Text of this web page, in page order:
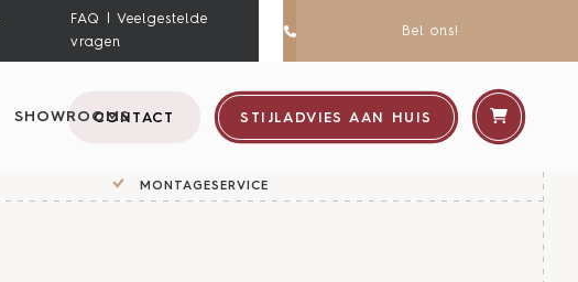
FAQ | Veelgestelde
vragen
Bel ons!
SHOWROOMSCONTACT STIJLADVIES AAN HUIS
MONTAGESERVICE